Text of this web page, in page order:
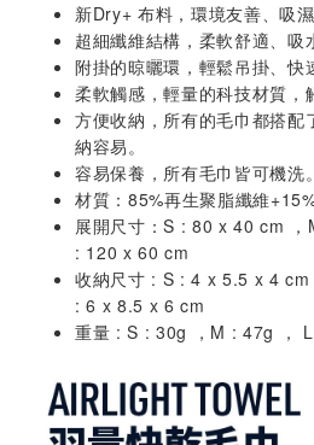
新Dry+ 布料，環境友善、吸
超細纖維結構，柔軟舒適、吸
附掛的晾曬環，輕鬆吊掛、快
柔軟觸感，輕量的科技材質，
方便收納，所有的毛巾都搭配
納容易。
容易保養，所有毛巾皆可機洗。
材質：85%再生聚脂纖維
展開尺寸：S : 80 x 40 cm
: 120 x 60 cm
收納尺寸 : S : 4 x 5.5 x 4
: 6 x 8.5 x 6 cm
重量 : S : 30g ，M : 47g ，